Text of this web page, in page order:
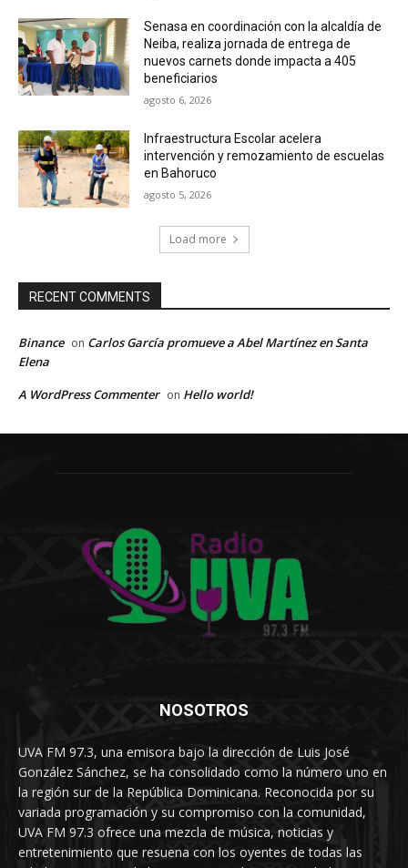
Senasa en coordinación con la alcaldía de
Neiba, realiza jornada de entrega de
nuevos carnets donde impacta a 405
beneficiarios
agosto 6, 2026
Infraestructura Escolar acelera
intervención y remozamiento de escuelas
en Bahoruco
agosto 5, 2026
Load more
RECENT COMMENTS
Binance on Carlos García promueve a Abel Martínez en Santa
Elena
A WordPress Commenter on Hello world!
NOSOTROS
UVA FM 97.3, una emisora bajo la dirección de Luis José
González Sánchez, se ha consolidado como la número uno en
la región sur de la República Dominicana. Reconocida por su
variada programación y su compromiso con la comunidad,
UVA FM 97.3 ofrece una mezcla de música, noticias y
entretenimiento que resuena con los oyentes de todas las